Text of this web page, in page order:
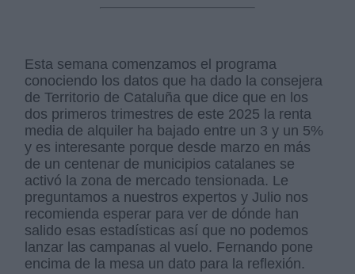
Esta semana comenzamos el programa
conociendo los datos que ha dado la consejera
de Territorio de Cataluña que dice que en los
dos primeros trimestres de este 2025 la renta
media de alquiler ha bajado entre un 3 y un 5%
y es interesante porque desde marzo en más
de un centenar de municipios catalanes se
activó la zona de mercado tensionada. Le
preguntamos a nuestros expertos y Julio nos
recomienda esperar para ver de dónde han
salido esas estadísticas así que no podemos
lanzar las campanas al vuelo. Fernando pone
encima de la mesa un dato para la reflexión.